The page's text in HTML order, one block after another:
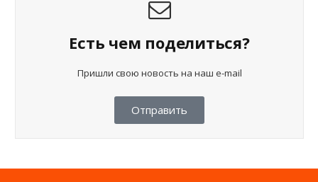
Есть чем поделиться?
Пришли свою новость на наш e-mail
Отправить